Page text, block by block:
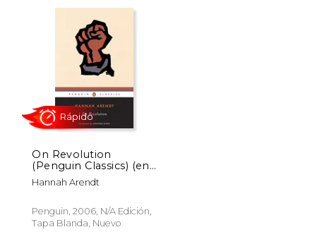
$ 19.00 15%
On Revolution
(Penguin Classics) (en
Inglés)
Hannah Arendt
Penguin, 2006, N/A Edición,
Tapa Blanda, Nuevo
Rápido